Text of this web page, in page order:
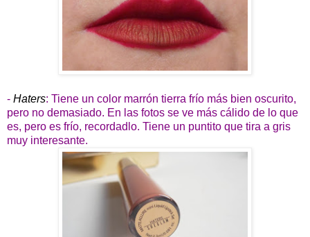
- Haters: Tiene un color marrón tierra frío más bien oscurito,
pero no demasiado. En las fotos se ve más cálido de lo que
es, pero es frío, recordadlo. Tiene un puntito que tira a gris
muy interesante.